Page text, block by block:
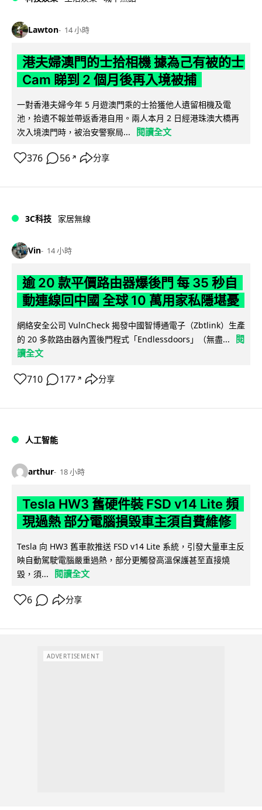
Lawton 14 小時
港夫婦澳門的士拾相機 據為己有被的士
Cam 睇到 2 個月後再入境被捕
一對香港夫婦今年 5 月遊澳門乘的士拾獲他人遺留相機及電
池，拾遺不報並帶返香港自用。兩人本月 2 日經港珠澳大橋再
次入境澳門時，被治安警察局...
閱讀全文
376 56 ↗ 分享
3C科技 家居無線
Vin 14 小時
逾 20 款平價路由器爆後門 每 35 秒自
動連線回中國 全球 10 萬用家私隱堪憂
網絡安全公司 VulnCheck 揭發中國智博通電子（Zbtlink）生產
的 20 多款路由器內置後門程式「Endlessdoors」（無盡...
閱
讀全文
710 177 ↗ 分享
人工智能
arthur 18 小時
Tesla HW3 舊硬件裝 FSD v14 Lite 頻
現過熱 部分電腦損毀車主須自費維修
Tesla 向 HW3 舊車款推送 FSD v14 Lite 系統，引發大量車主反
映自動駕駛電腦嚴重過熱，部分更觸發高溫保護甚至直接燒
毀，須...
閱讀全文
6 分享
ADVERTISEMENT